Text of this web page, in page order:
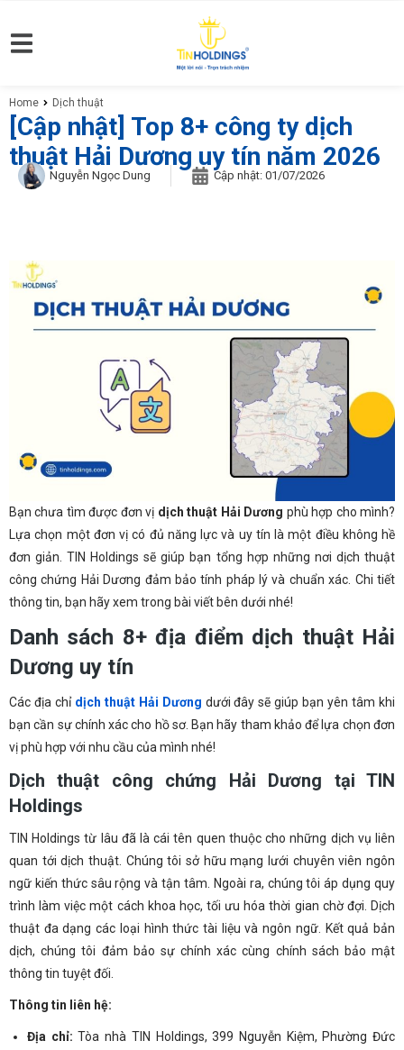
You are here:
Home Dịch thuật
[Cập nhật] Top 8+ công ty dịch
thuật Hải Dương uy tín năm 2026
Nguyễn Ngọc Dung Cập nhật: 01/07/2026
Bạn chưa tìm được đơn vị dịch thuật Hải Dương phù hợp cho mình?
Lựa chọn một đơn vị có đủ năng lực và uy tín là một điều không hề
đơn giản. TIN Holdings sẽ giúp bạn tổng hợp những nơi dịch thuật
công chứng Hải Dương đảm bảo tính pháp lý và chuẩn xác. Chi tiết
thông tin, bạn hãy xem trong bài viết bên dưới nhé!
Danh sách 8+ địa điểm dịch thuật Hải
Dương uy tín
Các địa chỉ dịch thuật Hải Dương dưới đây sẽ giúp bạn yên tâm khi
bạn cần sự chính xác cho hồ sơ. Bạn hãy tham khảo để lựa chọn đơn
vị phù hợp với nhu cầu của mình nhé!
Dịch thuật công chứng Hải Dương tại TIN
Holdings
TIN Holdings từ lâu đã là cái tên quen thuộc cho những dịch vụ liên
quan tới dịch thuật. Chúng tôi sở hữu mạng lưới chuyên viên ngôn
ngữ kiến thức sâu rộng và tận tâm. Ngoài ra, chúng tôi áp dụng quy
trình làm việc một cách khoa học, tối ưu hóa thời gian chờ đợi. Dịch
thuật đa dạng các loại hình thức tài liệu và ngôn ngữ. Kết quả bản
dịch, chúng tôi đảm bảo sự chính xác cùng chính sách bảo mật
thông tin tuyệt đối.
Thông tin liên hệ:
Địa chỉ:Tòa nhà TIN Holdings, 399 Nguyễn Kiệm, Phường Đức